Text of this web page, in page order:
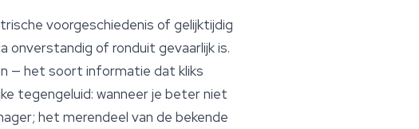
voorgeschiedenis of gelijktijdig
onverstandig of ronduit gevaarlijk is.
— het soort informatie dat kliks
tegengeluid: wanneer je beterniet
het merendeel van de bekende